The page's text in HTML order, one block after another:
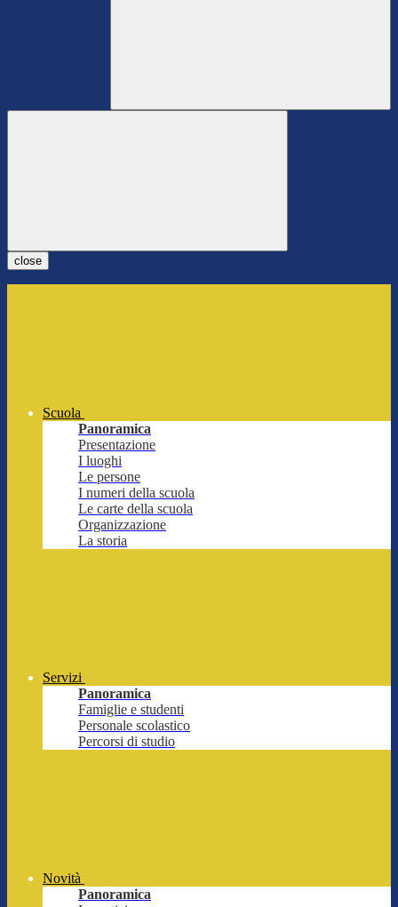
close
Scuola
Panoramica
Presentazione
I luoghi
Le persone
I numeri della scuola
Le carte della scuola
Organizzazione
La storia
Servizi
Panoramica
Famiglie e studenti
Personale scolastico
Percorsi di studio
Novità
Panoramica